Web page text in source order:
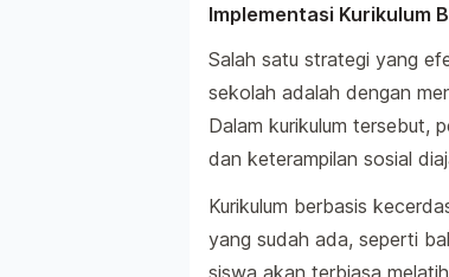
Implementasi Kurikulum
Salah satu strategi yang
sekolah adalah dengan
Dalam kurikulum tersebut,
dan keterampilan sosial
Kurikulum berbasis
yang sudah ada, seperti
siswa akan terbiasa